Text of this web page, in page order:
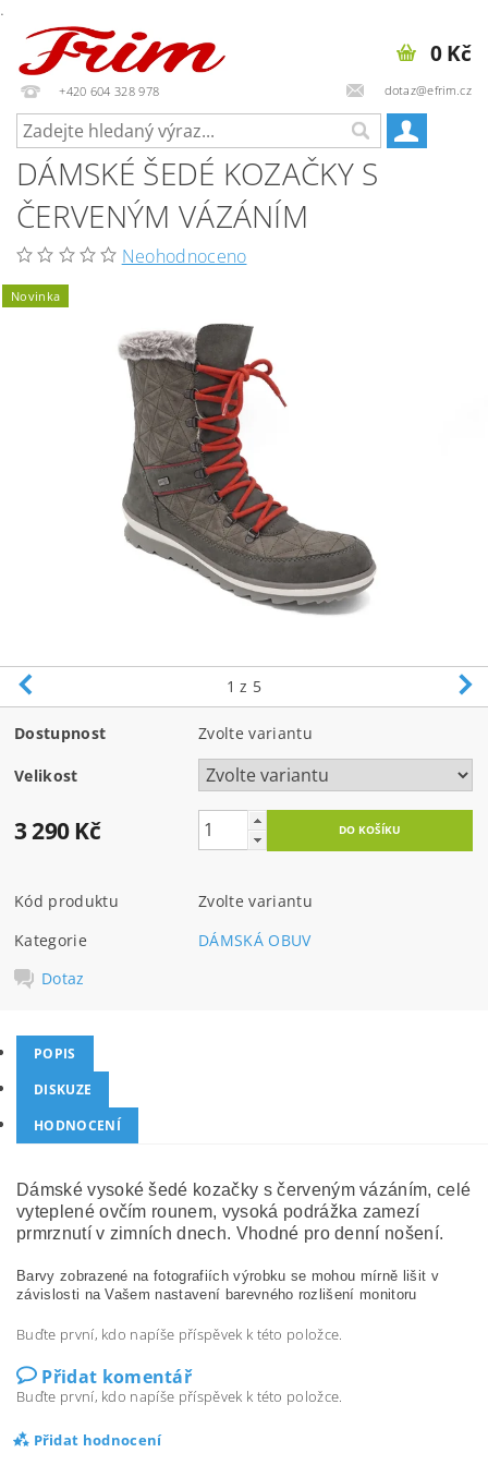
.
+420 604 328 978 dotaz@efrim.cz
0 Kč
DÁMSKÉ ŠEDÉ KOZAČKY S
ČERVENÝM VÁZÁNÍM
Neohodnoceno
Novinka
1 z 5
Dostupnost Zvolte variantu
Velikost
3 290 Kč
Kód produktu
Zvolte variantu
Kategorie
DÁMSKÁ OBUV
Dotaz
POPIS
DISKUZE
HODNOCENÍ
Dámské vysoké šedé kozačky s červeným vázáním, celé
vyteplené ovčím rounem, vysoká podrážka zamezí
prmrznutí v zimních dnech. Vhodné pro denní nošení.
Barvy zobrazené na fotografiích výrobku se mohou mírně lišit v
závislosti na Vašem nastavení barevného rozlišení monitoru
Buďte první, kdo napíše příspěvek k této položce.
Přidat komentář
Buďte první, kdo napíše příspěvek k této položce.
Přidat hodnocení